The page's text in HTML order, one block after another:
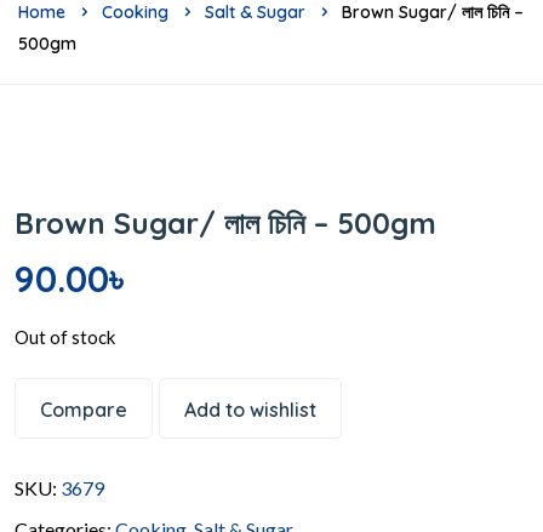
Home Cooking Salt & Sugar
Brown Sugar/ লাল চিনি –
500gm
Brown Sugar/ লাল চিনি – 500gm
90.00৳
Out of stock
Compare Add to wishlist
SKU: 3679